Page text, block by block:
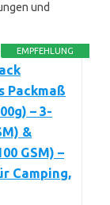
und
EMPFEHLUNG
Packmaß
– 3-
&
GSM) –
Camping,